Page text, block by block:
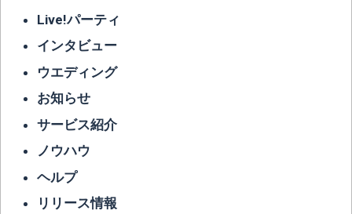
Live!パーティ
インタビュー
ウエディング
お知らせ
サービス紹介
ノウハウ
ヘルプ
リリース情報